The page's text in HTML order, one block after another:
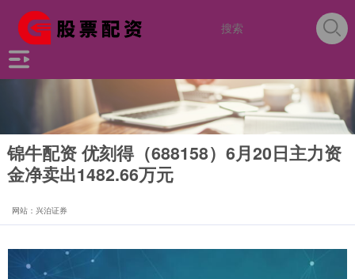
锦牛配资 优刻得（688158）6月20日主力资
金净卖出1482.66万元
网站：兴泊证券